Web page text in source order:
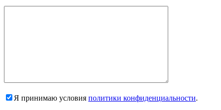
Я принимаю условия политики конфиденциальности.